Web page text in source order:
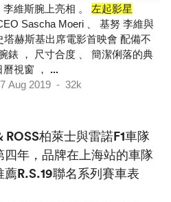
維斯腕上亮相 。 左起影星
Sascha Moeri 、 基努 李維與
塔赫斯基出席電影首映會 配備不
錶 ， 尺寸合度 、 簡潔俐落的典
視窗 ， ...
Aug 2019 - 32k
ROSS柏萊士與雷諾F1車隊
四年，品牌在上海站的車隊
薦R.S.19聯名系列賽車表